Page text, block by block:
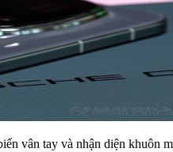
vân tay và nhận diện khuôn